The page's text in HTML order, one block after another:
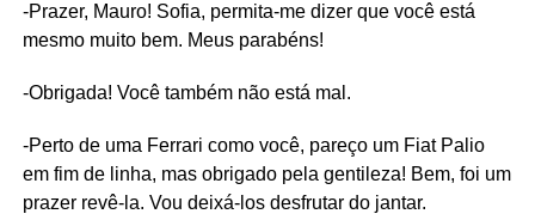
-Prazer, Mauro! Sofia, permita-me dizer que você está
mesmo muito bem. Meus parabéns!
-Obrigada! Você também não está mal.
-Perto de uma Ferrari como você, pareço um Fiat Palio
em fim de linha, mas obrigado pela gentileza! Bem, foi um
prazer revê-la. Vou deixá-los desfrutar do jantar.